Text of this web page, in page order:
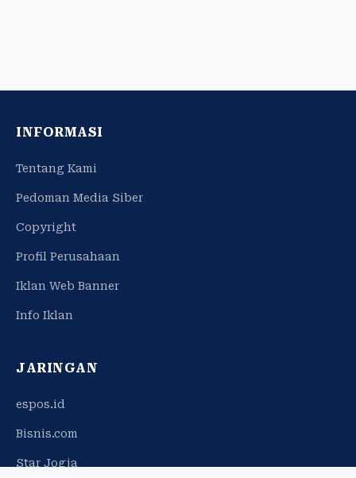
INFORMASI
Tentang Kami
Pedoman Media Siber
Copyright
Profil Perusahaan
Iklan Web Banner
Info Iklan
JARINGAN
espos.id
Bisnis.com
Star Jogja